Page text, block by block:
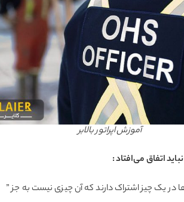
آموزش اپراتور بالابر
می‌افتاد :
چیز اشتراک دارند که آن چیزی نیست به جز ”